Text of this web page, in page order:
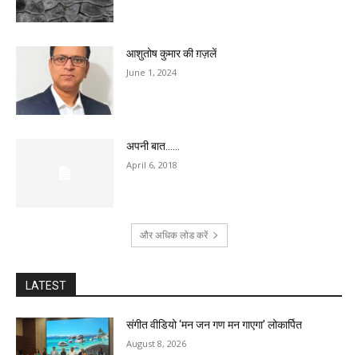
आशुतोष कुमार की ग़ज़लें
June 1, 2024
अपनी बात……
April 6, 2018
और अधिक लोड करें
LATEST
संगीत वीडियो ‘मन जन गण मन गाएगा’ लोकार्पित
August 8, 2026